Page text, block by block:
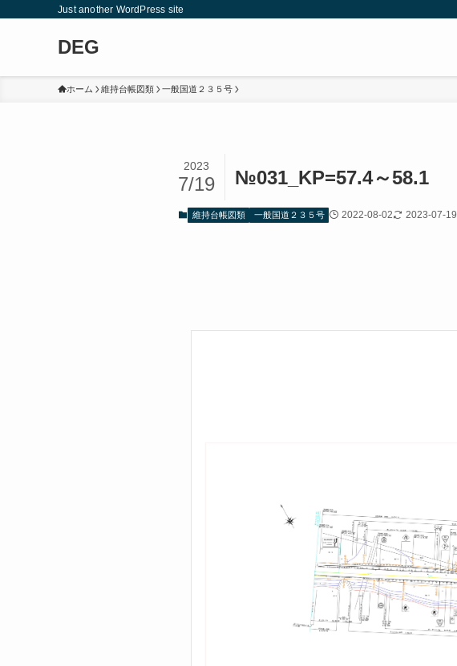
Just another WordPress site
DEG
ホーム 維持台帳図類 一般国道２３５号
№031_KP=57.4～58.1
2023
7/19
維持台帳図類 一般国道２３５号 2022-08-02 2023-07-19